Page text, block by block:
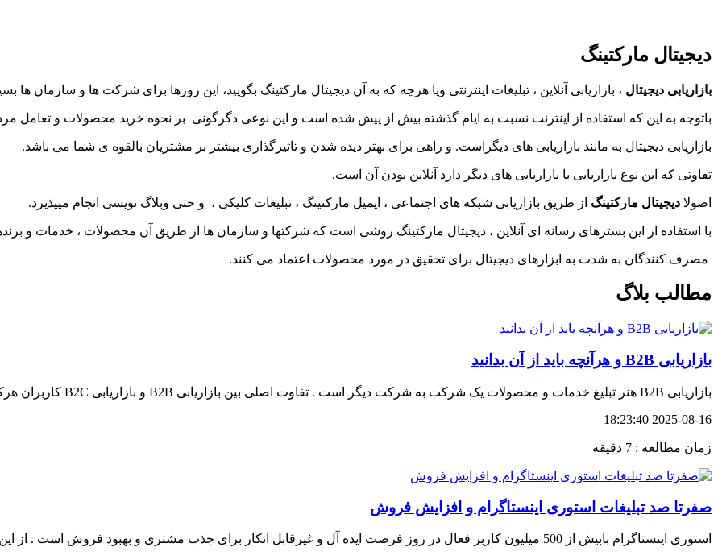
دیجیتال مارکتینگ
بازاریابی دیجیتال ، بازاریابی آنلاین ، تبلیغات اینترنتی ویا هرچه که به آن دیجیتال مارکتینگ بگویید، این روزها برای شرکت ها و سازمان ها
باتوجه به این که استفاده از اینترنت نسبت به ایام گذشته بیش از پیش شده است و این نوعی دگرگونی بر نحوه خرید محصولات و تعامل
بازاریابی دیجیتال به مانند بازاریابی های دیگراست. و راهی برای بهتر دیده شدن و تاثیرگذاری بیشتر بر مشتریان بالقوه ی شما می باشد.
تفاوتی که این نوع بازاریابی با بازاریابی های دیگر دارد آنلاین بودن آن است.
اصولا دیجیتال مارکتینگ از طریق بازاریابی شبکه های اجتماعی ، ایمیل مارکتینگ ، تبلیغات کلیکی ، و حتی وبلاگ نویسی انجام میپذیرد.
با استفاده از این بسترهای رسانه ای آنلاین ، دیجیتال مارکتینگ روشی است که شرکتها و سازمان ها از طریق آن محصولات ، خدمات و
مصرف کنندگان به شدت به ابزارهای دیجیتال برای تحقیق در مورد محصولات اعتماد می کنند.
مطالب بلاگ
بازاریابی B2B و هرآنچه باید از آن بدانید
بازاریابی B2B هنر تبلیغ خدمات و محصولات یک شرکت به شرکت دیگر است . تفاوت اصلی بین بازاریابی B2B و بازاریابی B2C کاربران هرکدام است .
2025-08-16 18:23:40
زمان مطالعه : 7 دقیقه
صفرتا صد تبلیغات استوری اینستاگرام و افزایش فروش
استوری اینستاگرام بابیش از 500 میلیون کاربر فعال در روز فرصت ایده آل و غیرقابل انکار برای جذب مشتری و بهبود فروش است . از این جهت تبلیغات استوری اینستاگرام بسیار مهم است .